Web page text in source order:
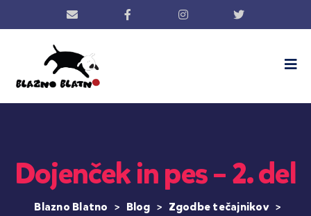
Dojenček in pes – 2. del
Blazno Blatno > Blog > Zgodbe tečajnikov >